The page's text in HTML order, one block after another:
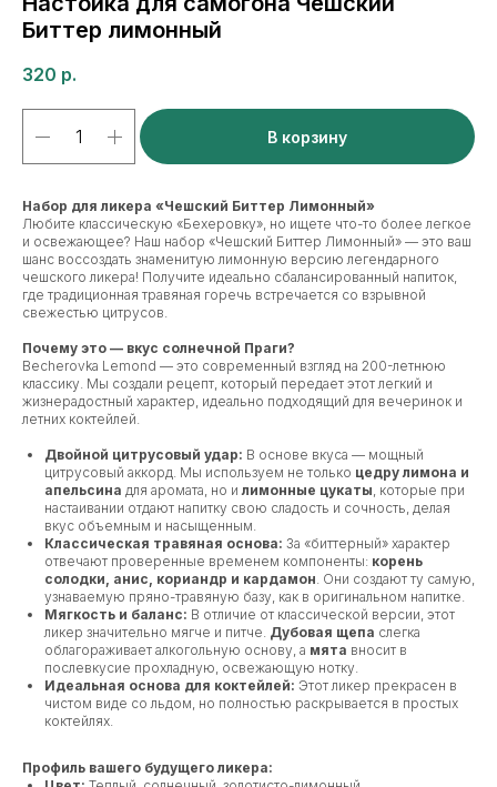
Биттер лимонный
320 р.
В корзину
Набор для ликера «Чешский Биттер Лимонный»
Любите классическую «Бехеровку», но ищете что-то более легкое
и освежающее? Наш набор «Чешский Биттер Лимонный» — это ваш
шанс воссоздать знаменитую лимонную версию легендарного
чешского ликера! Получите идеально сбалансированный напиток,
где традиционная травяная горечь встречается со взрывной
свежестью цитрусов.
Почему это — вкус солнечной Праги?
Becherovka Lemond — это современный взгляд на 200-летнюю
классику. Мы создали рецепт, который передает этот легкий и
жизнерадостный характер, идеально подходящий для вечеринок и
летних коктейлей.
Двойной цитрусовый удар: В основе вкуса — мощный
цитрусовый аккорд. Мы используем не только цедру лимона и
апельсина для аромата, но илимонные цукаты, которые при
настаивании отдают напитку свою сладость и сочность, делая
вкус объемным и насыщенным.
Классическая травяная основа: За «биттерный» характер
отвечают проверенные временем компоненты: корень
солодки, анис, кориандр и кардамон. Они создают ту самую,
узнаваемую пряно-травяную базу, как в оригинальном напитке.
Мягкость и баланс: В отличие от классической версии, этот
ликер значительно мягче и питче. Дубовая щепа слегка
облагораживает алкогольную основу, а мята вносит в
послевкусие прохладную, освежающую нотку.
Идеальная основа для коктейлей: Этот ликер прекрасен в
чистом виде со льдом, но полностью раскрывается в простых
коктейлях.
Профиль вашего будущего ликера: